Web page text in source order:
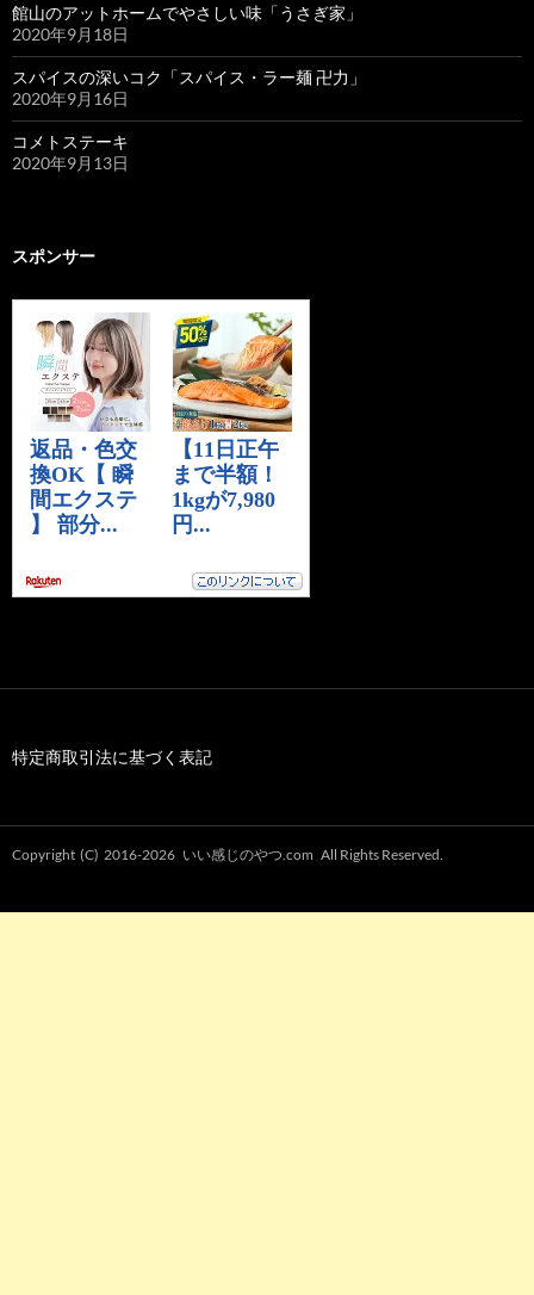
館山のアットホームでやさしい味「うさぎ家」
2020年9月18日
スパイスの深いコク「スパイス・ラー麺 卍力」
2020年9月16日
コメトステーキ
2020年9月13日
スポンサー
特定商取引法に基づく表記
Copyright (C) 2016-2026 いい感じのやつ.com All Rights Reserved.